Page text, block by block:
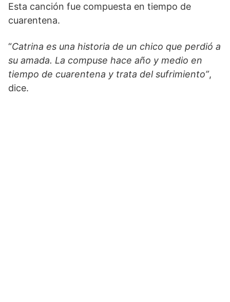
Esta canción fue compuesta en tiempo de
cuarentena.
“Catrina es una historia de un chico que perdió a
su amada. La compuse hace año y medio en
tiempo de cuarentena y trata del sufrimiento”,
dice.